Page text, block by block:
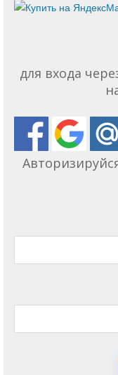
для входа